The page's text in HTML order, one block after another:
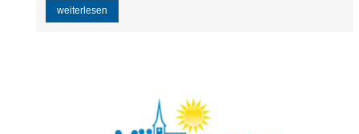
weiterlesen